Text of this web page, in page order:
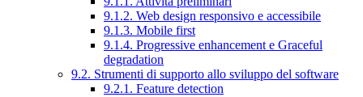
9.1.2. Web design responsivo e accessibile
9.1.3. Mobile first
9.1.4. Progressive enhancement e Graceful
degradation
9.2. Strumenti di supporto allo sviluppo del software
9.2.1. Feature detection